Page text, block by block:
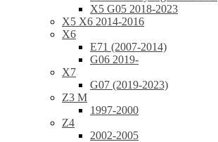
X5 G05 2018-2023
X5 X6 2014-2016
X6
E71 (2007-2014)
G06 2019-
X7
G07 (2019-2023)
Z3 M
1997-2000
Z4
2002-2005